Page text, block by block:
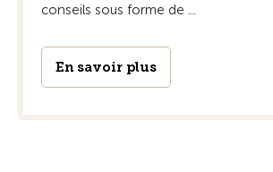
conseils sous forme de ...
En savoir plus